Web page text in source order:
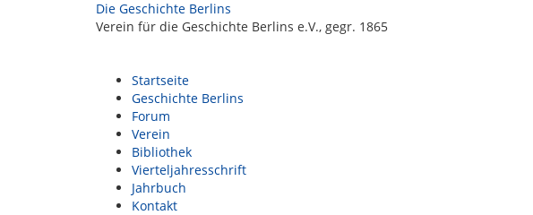
Die Geschichte Berlins
Verein für die Geschichte Berlins e.V., gegr. 1865
Startseite
Geschichte Berlins
Forum
Verein
Bibliothek
Vierteljahresschrift
Jahrbuch
Kontakt